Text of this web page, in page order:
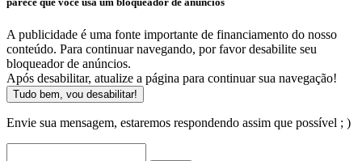
A publicidade é uma fonte importante de financiamento do nosso
conteúdo. Para continuar navegando, por favor desabilite seu
bloqueador de anúncios.
Após desabilitar, atualize a página para continuar sua navegação!
Tudo bem, vou desabilitar!
Envie sua mensagem, estaremos respondendo assim que possível ; )